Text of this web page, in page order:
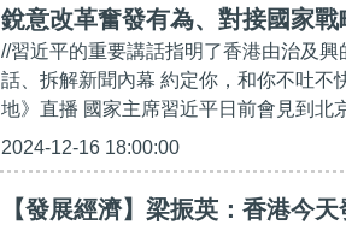
銳意改革奮發有為、對接國家戰
//習近平的重要講話指明了香港由治及
話、拆解新聞內幕 約定你，和你不吐不
地》直播 國家主席習近平日前會見到北
2024-12-16 18:00:00
【發展經濟】梁振英：香港今